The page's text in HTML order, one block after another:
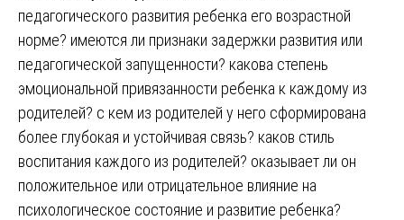
педагогического развития ребенка его возрастной
норме? имеются ли признаки задержки развития или
педагогической запущенности? какова степень
эмоциональной привязанности ребенка к каждому из
родителей? с кем из родителей у него сформирована
более глубокая и устойчивая связь? каков стиль
воспитания каждого из родителей? оказывает ли он
положительное или отрицательное влияние на
психологическое состояние и развитие ребенка?